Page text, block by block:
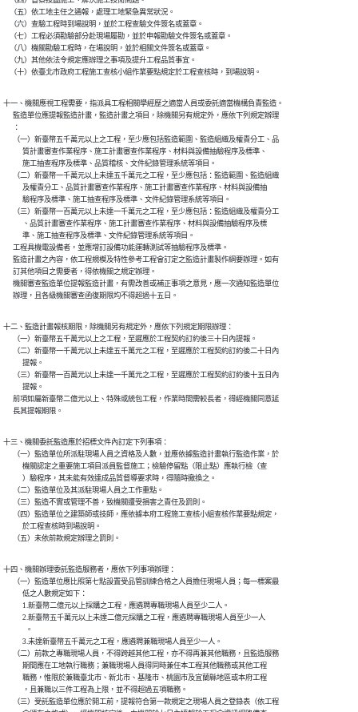
    （五）依工地主任之通報，處理工地緊急異常狀況。
    （六）查驗工程時到場說明，並於工程查驗文件簽名或蓋章。
    （七）工程必須勘驗部分赴現場履勘，並於申報勘驗文件簽名或蓋章。
    （八）機關勘驗工程時，在場說明，並於相關文件簽名或蓋章。
    （九）其他依法令規定應辦理之事項及提升工程品質事宜。
    （十）依臺北市政府工程施工查核小組作業要點規定於工程查核時，到場說明。
十一、機關應視工程需要，指派具工程相關學經歷之適當人員或委託適當機構負責監造。
      監造單位應提報監造計畫，監造計畫之項目，除機關另有規定外，應依下列規定辦理
      ：
      （一）新臺幣五千萬元以上之工程，至少應包括監造範圍、監造組織及權責分工、品
            質計畫審查作業程序、施工計畫審查作業程序、材料與設備抽驗程序及標準、
            施工抽查程序及標準、品質稽核、文件紀錄管理系統等項目。
      （二）新臺幣一千萬元以上未達五千萬元之工程，至少應包括：監造範圍、監造組織
            及權責分工、品質計畫審查作業程序、施工計畫審查作業程序、材料與設備抽
            驗程序及標準、施工抽查程序及標準、文件紀錄管理系統等項目。
      （三）新臺幣一百萬元以上未達一千萬元之工程，至少應包括：監造組織及權責分工
            、品質計畫審查作業程序、施工計畫審查作業程序、材料與設備抽驗程序及標
            準、施工抽查程序及標準、文件紀錄管理系統等項目。
      工程具機電設備者，並應增訂設備功能運轉測試等抽驗程序及標準。
      監造計畫之內容，依工程規模及特性參考工程會訂定之監造計畫製作綱要辦理。如有
      訂其他項目之需要者，得依機關之規定辦理。
      機關審查監造單位提報監造計畫，有需改善或補正事項之意見，應一次通知監造單位
      辦理，且各級機關審查函復期限均不得超過十五日。
十二、監造計畫報核期限，除機關另有規定外，應依下列規定期限辦理：
      （一）新臺幣五千萬元以上之工程，至遲應於工程契約訂約後三十日內提報。
      （二）新臺幣一千萬元以上未達五千萬元之工程，至遲應於工程契約訂約後二十日內
            提報。
      （三）新臺幣一百萬元以上未達一千萬元之工程，至遲應於工程契約訂約後十五日內
            提報。
      前項如屬新臺幣二億元以上、特殊或統包工程，作業時間需較長者，得經機關同意延
      長其提報期限。
十三、機關委託監造應於招標文件內訂定下列事項：
      （一）監造單位所派駐現場人員之資格及人數，並應依據監造計畫執行監造作業，於
            機關認定之重要施工項目派員監督施工；檢驗停留點（限止點）應執行檢（查
            ）驗程序，其未能有效達成品質督導要求時，得隨時撤換之。
      （二）監造單位及其派駐現場人員之工作重點。
      （三）監造不實或管理不善，致機關遭受損害之責任及罰則。
      （四）監造單位之建築師或技師，應依據本府工程施工查核小組查核作業要點規定，
            於工程查核時到場說明。
      （五）未依前款規定辦理之罰則。
十四、機關辦理委託監造服務者，應依下列事項辦理：
      （一）監造單位應比照第七點設置受品管訓練合格之人員擔任現場人員；每一標案最
            低之人數規定如下：
            1.新臺幣二億元以上採購之工程，應遴聘專職現場人員至少二人。
            2.新臺幣五千萬元以上未達二億元採購之工程，應遴聘專職現場人員至少一人
              。
            3.未達新臺幣五千萬元之工程，應遴聘兼職現場人員至少一人。
      （二）前款之專職現場人員，不得跨越其他工程，亦不得再兼其他職務，且監造服務
            期間應在工地執行職務；兼職現場人員得同時兼任本工程其他職務或其他工程
            職務，惟限於兼職臺北市、新北市、基隆市、桃園市及宜蘭縣地區或本府工程
            ，且兼職以三件工程為上限，並不得超過五項職務。
      （三）受託監造單位應於開工前，提報符合第一款規定之現場人員之登錄表（依工程